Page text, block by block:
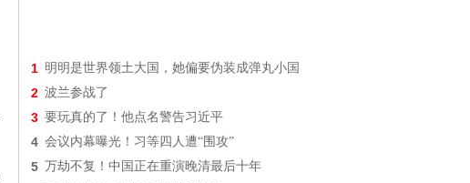
1 明明是世界领土大国，她偏要伪装成弹丸小国
2 波兰参战了
3 要玩真的了！他点名警告习近平
4 会议内幕曝光！习等四人遭“围攻”
5 万劫不复！中国正在重演晚清最后十年